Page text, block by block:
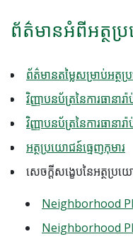
ព័ត៌មានអំពីអត្ថប្
ព័ត៌មានតម្លៃសម្រាប់អត្
វិញ្ញាបនប័ត្រនៃការធានា
វិញ្ញាបនប័ត្រនៃការធានា
អត្ថប្រយោជន៍ធ្មេញកុមារ
សេចក្តីសង្ខេបនៃអត្ថប្រ
Neighborhood
Neighborhood